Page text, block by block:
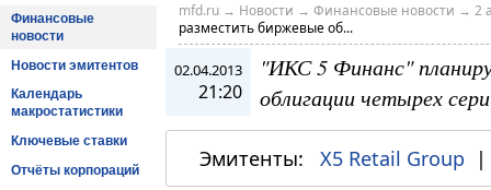
Финансовые
новости
Новости эмитентов
Календарь
макростатистики
Ключевые ставки
Отчёты корпораций
mfd.ru→ Новости → Финансовые новости → 2
разместить биржевые об...
02.04.2013
21:20
"ИКС 5 Финанс"
облигации четырех
Эмитенты: X5 Retail Group